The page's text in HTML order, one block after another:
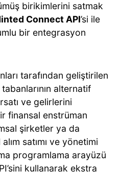
birikimlerini satmak
Connect API’si ile
bir entegrasyon
tarafından geliştirilen
alternatif
ve gelirlerini
finansal enstrüman
şirketler ya da
satımı ve yönetimi
programlama arayüzü
kullanarak ekstra